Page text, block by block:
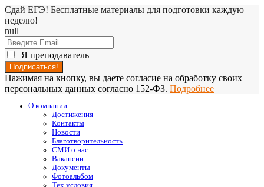
Сдай ЕГЭ! Бесплатные материалы для подготовки каждую
неделю!
null
Я преподаватель
Нажимая на кнопку, вы даете согласие на обработку своих
персональных данных согласно 152-ФЗ. Подробнее
О компании
Достижения
Контакты
Новости
Благотворительность
СМИ о нас
Вакансии
Документы
Фотоальбом
Тех условия